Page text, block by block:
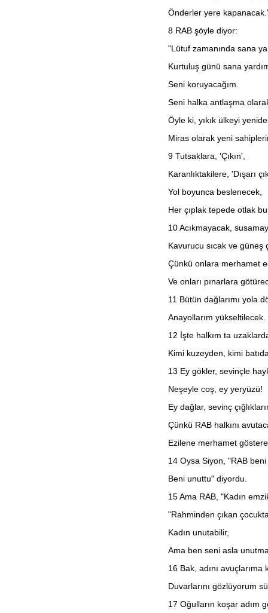
Önderler yere
8 RAB şöyle diyor:
"Lütuf zamanında sana
Kurtuluş günü sana
Seni koruyacağım.
Seni halka antlaşma
Öyle ki, yıkık ülkeyi
Miras olarak yeni
9 Tutsaklara, 'Çıkın',
Karanlıktakilere, 'Dışarı
Yol boyunca beslenecek,
Her çıplak tepede otlak
10Acıkmayacak,
Kavurucu sıcak ve güneş
Çünkü onlara merhamet
Ve onları pınarlara
11 Bütün dağlarımı yola
Anayollarım yükseltilecek.
12 İşte halkım ta
Kimi kuzeyden, kimi
13 Ey gökler, sevinçle
Neşeyle coş, ey yeryüzü!
Ey dağlar, sevinç
Çünkü RAB halkını
Ezilene merhamet
14 Oysa Siyon, "RAB
Beni unuttu" diyordu.
15Ama RAB, "Kadın
"Rahminden çıkan
Kadın unutabilir,
Ama ben seni asla
16 Bak, adını avuçlarıma
Duvarlarını gözlüyorum
17 Oğulların koşar adım